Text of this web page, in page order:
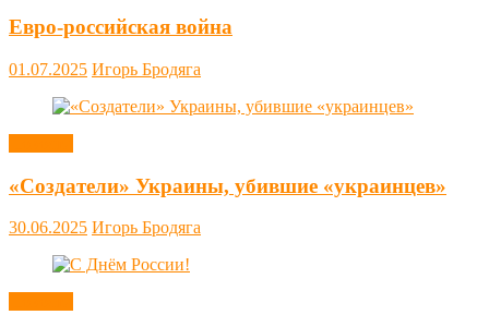
Евро-российская война
01.07.2025 Игорь Бродяга
«Создатели» Украины, убившие «украинцев»
30.06.2025 Игорь Бродяга